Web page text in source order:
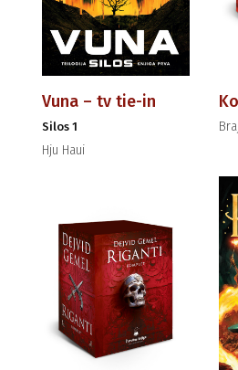
Vuna – tv tie-in
Silos 1
Hju Haui